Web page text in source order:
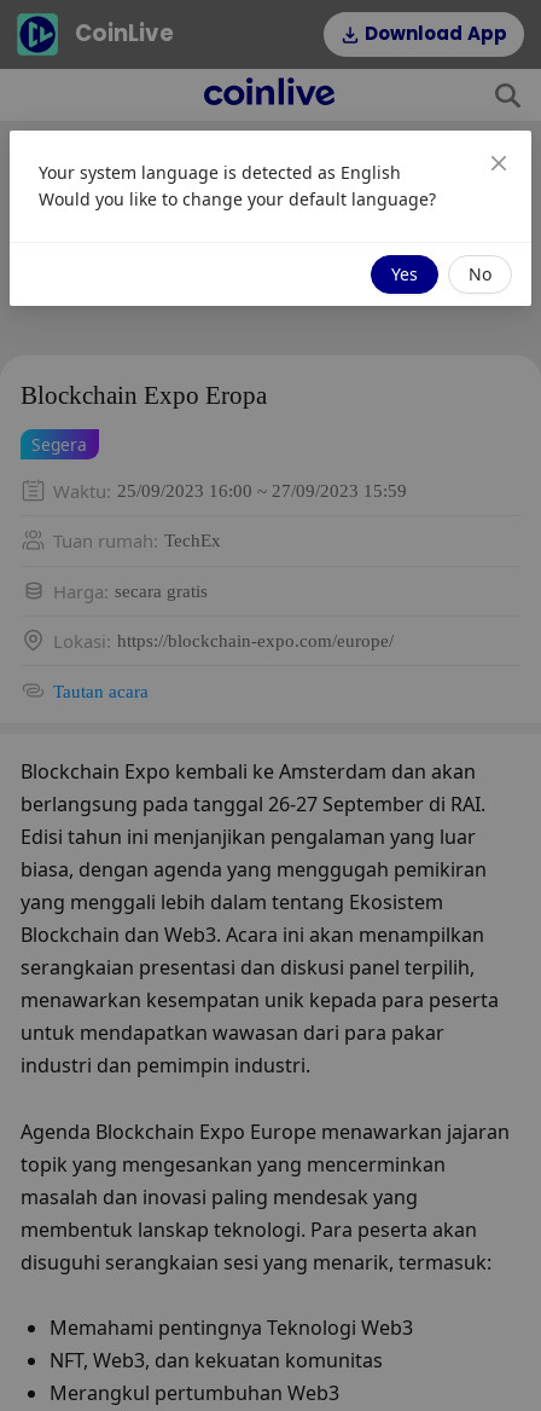
CoinLive Download App
Blockchain Expo Eropa
Segera
Waktu: 25/09/2023 16:00 ~ 27/09/2023 15:59
Tuan rumah: TechEx
Harga: secara gratis
Lokasi: https://blockchain-expo.com/europe/
Tautan acara
Blockchain Expo kembali ke Amsterdam dan akan
berlangsung pada tanggal 26-27 September di RAI.
Edisi tahun ini menjanjikan pengalaman yang luar
biasa, dengan agenda yang menggugah pemikiran
yang menggali lebih dalam tentang Ekosistem
Blockchain dan Web3. Acara ini akan menampilkan
serangkaian presentasi dan diskusi panel terpilih,
menawarkan kesempatan unik kepada para peserta
untuk mendapatkan wawasan dari para pakar
industri dan pemimpin industri.
Agenda Blockchain Expo Europe menawarkan jajaran
topik yang mengesankan yang mencerminkan
masalah dan inovasi paling mendesak yang
membentuk lanskap teknologi. Para peserta akan
disuguhi serangkaian sesi yang menarik, termasuk:
Memahami pentingnya Teknologi Web3
NFT, Web3, dan kekuatan komunitas
Merangkul pertumbuhan Web3
Your system language is detected as English
Would you like to change your default language?
Yes No